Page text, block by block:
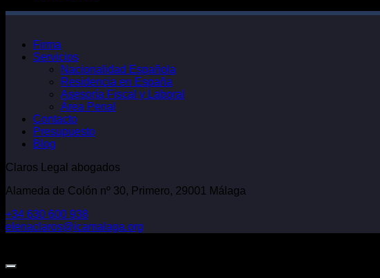
Firma
Servicios
Nacionalidad Española
Residencia en España
Asesoría Fiscal y Laboral
Área Penal
Contacto
Presupuesto
Blog
Claros Legal abogados
Alameda de Colón nº 30, Primero, 29001 Málaga
+34 630 600 938
elenaclaros@icamalaga.org